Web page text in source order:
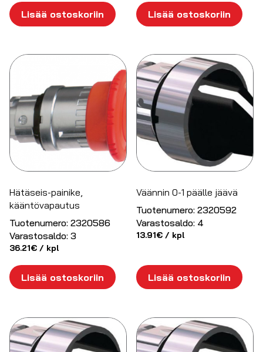
Lisää ostoskoriin Lisää ostoskoriin
Hätäseis-painike,
kääntövapautus
Tuotenumero: 2320586
Varastosaldo: 3
36.21€ / kpl
Lisää ostoskoriin
Väännin 0-1 päälle jäävä
Tuotenumero: 2320592
Varastosaldo: 4
13.91€ / kpl
Lisää ostoskoriin